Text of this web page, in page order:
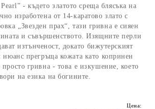
- където златото среща блясъка на
изработена от 14-каратово злато с
„Звезден прах“, тази гривна е сияен
и съвършенството. Изящните перли
изтънченост, докато бижутерският
нюанс прегръща кожата като копринен
гривна - това е изкушение, което
на езика на богините.
Цена: